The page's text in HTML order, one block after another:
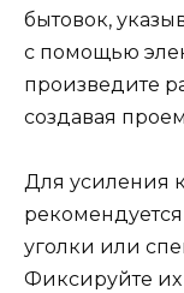
бытовок,
с помощью
произведите
создавая
Для усиления
уголки или
Фиксируйте